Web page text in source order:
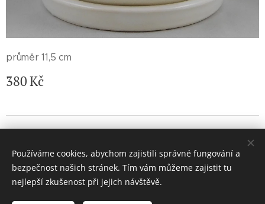
průměr 11,5 cm
380Kč
Vytvořeno službouWebnode Cookies
Používáme cookies, abychom zajistili správné fungování a
bezpečnost našich stránek. Tím vám můžeme zajistit tu
nejlepší zkušenost při jejich návštěvě.